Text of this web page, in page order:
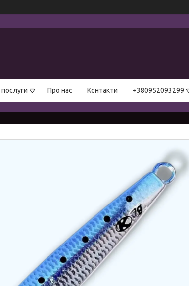
Про нас Контакти +380952093299